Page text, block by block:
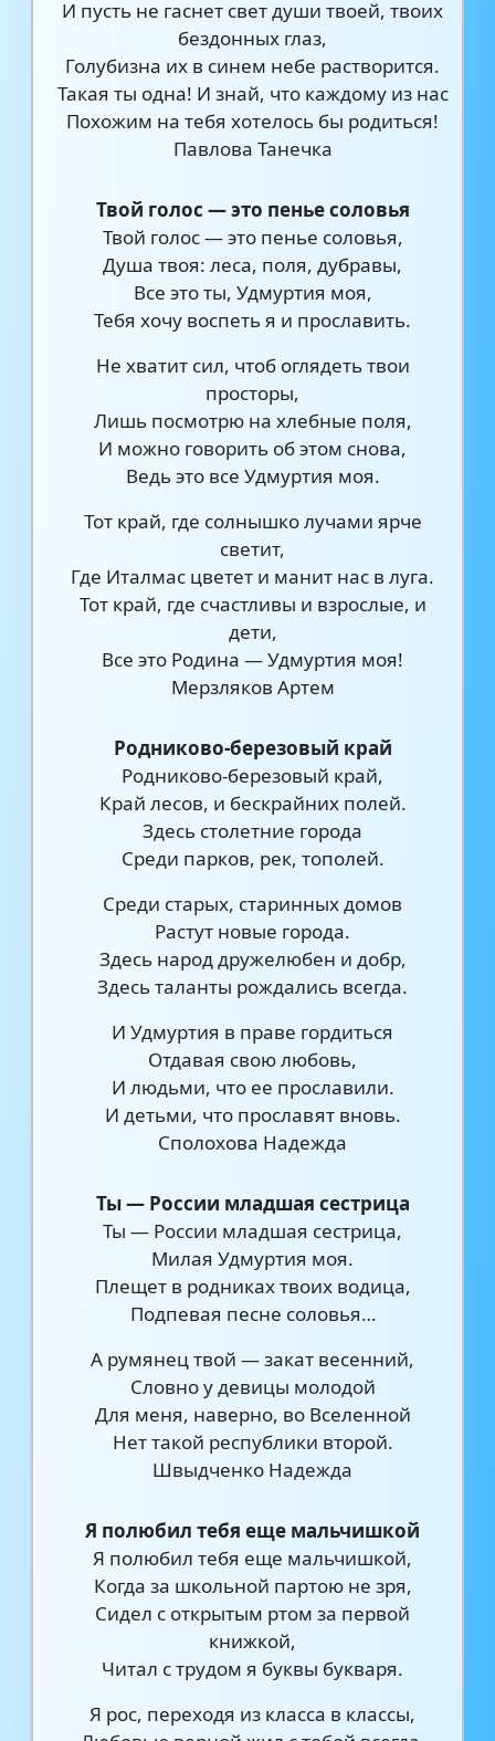
И пусть не гаснет свет души твоей, твоих
бездонных глаз,
Голубизна их в синем небе растворится.
Такая ты одна! И знай, что каждому из нас
Похожим на тебя хотелось бы родиться!
Павлова Танечка
Твой голос — это пенье соловья
Твой голос — это пенье соловья,
Душа твоя: леса, поля, дубравы,
Все это ты, Удмуртия моя,
Тебя хочу воспеть я и прославить.
Не хватит сил, чтоб оглядеть твои
просторы,
Лишь посмотрю на хлебные поля,
И можно говорить об этом снова,
Ведь это все Удмуртия моя.
Тот край, где солнышко лучами ярче
светит,
Где Италмас цветет и манит нас в луга.
Тот край, где счастливы и взрослые, и
дети,
Все это Родина — Удмуртия моя!
Мерзляков Артем
Родниково-березовый край
Родниково-березовый край,
Край лесов, и бескрайних полей.
Здесь столетние города
Среди парков, рек, тополей.
Среди старых, старинных домов
Растут новые города.
Здесь народ дружелюбен и добр,
Здесь таланты рождались всегда.
И Удмуртия в праве гордиться
Отдавая свою любовь,
И людьми, что ее прославили.
И детьми, что прославят вновь.
Сполохова Надежда
Ты — России младшая сестрица
Ты — России младшая сестрица,
Милая Удмуртия моя.
Плещет в родниках твоих водица,
Подпевая песне соловья…
А румянец твой — закат весенний,
Словно у девицы молодой
Для меня, наверно, во Вселенной
Нет такой республики второй.
Швыдченко Надежда
Я полюбил тебя еще мальчишкой
Я полюбил тебя еще мальчишкой,
Когда за школьной партою не зря,
Сидел с открытым ртом за первой
книжкой,
Читал с трудом я буквы букваря.
Я рос, переходя из класса в классы,